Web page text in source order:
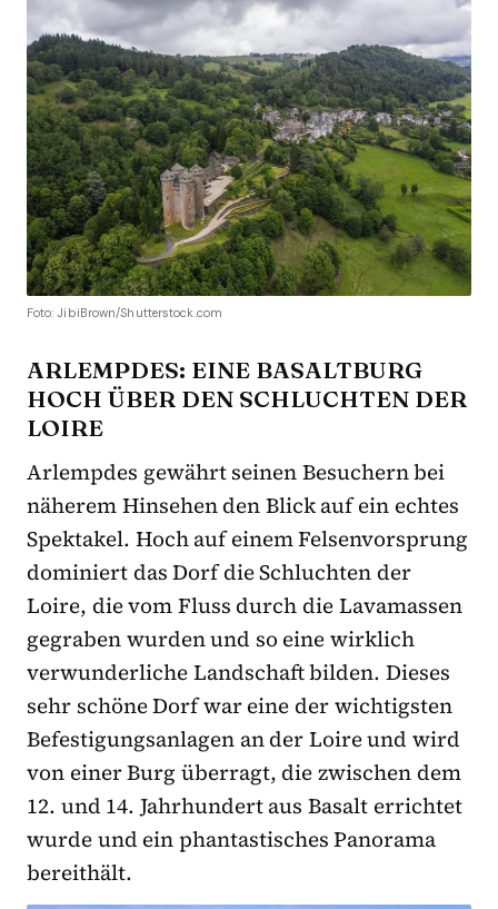
Foto: JibiBrown/Shutterstock.com
ARLEMPDES: EINE BASALTBURG
HOCH ÜBER DEN SCHLUCHTEN DER
LOIRE
Arlempdes gewährt seinen Besuchern bei
näherem Hinsehen den Blick auf ein echtes
Spektakel. Hoch auf einem Felsenvorsprung
dominiert das Dorf die Schluchten der
Loire, die vom Fluss durch die Lavamassen
gegraben wurden und so eine wirklich
verwunderliche Landschaft bilden. Dieses
sehr schöne Dorf war eine der wichtigsten
Befestigungsanlagen an der Loire und wird
von einer Burg überragt, die zwischen dem
12. und 14. Jahrhundert aus Basalt errichtet
wurde und ein phantastisches Panorama
bereithält.